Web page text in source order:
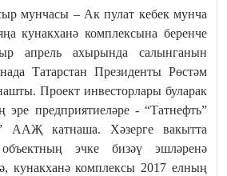
мунчасы – Ак пулат кебек мунча
кунакханә комплексына беренче
апрель ахырында салынганын
Татарстан Президенты Рөстәм
Проект инвесторлары буларак
эре предприятиеләре - “Татнефть”
катнаша. Хәзерге вакытта
эчке бизәү эшләренә
кунакханә комплексы 2017 елның